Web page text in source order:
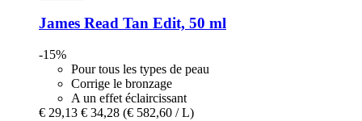
James Read Tan Edit, 50 ml
-15%
Pour tous les types de peau
Corrige le bronzage
A un effet éclaircissant
€ 29,13 € 34,28 (€ 582,60 / L)